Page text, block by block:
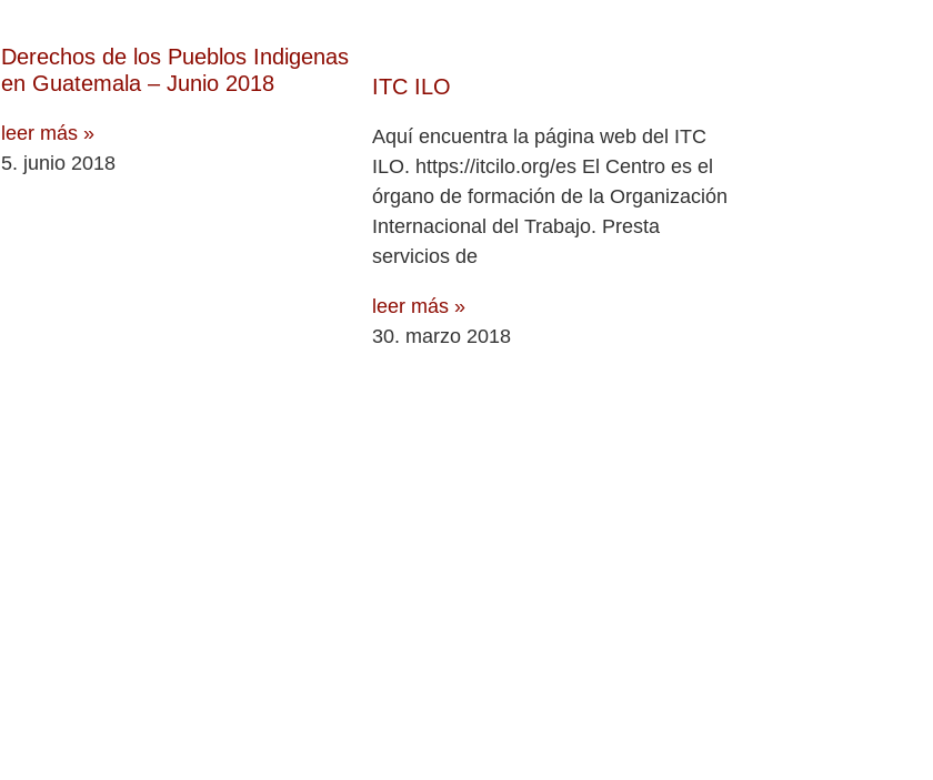
Derechos de los Pueblos Indigenas
en Guatemala – Junio 2018
leer más »
5. junio 2018
ITC ILO
Aquí encuentra la página web del ITC
ILO. https://itcilo.org/es El Centro es el
órgano de formación de la Organización
Internacional del Trabajo. Presta
servicios de
leer más »
30. marzo 2018